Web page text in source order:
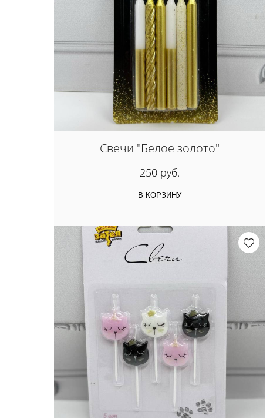
Свечи "Белое золото"
250 руб.
В КОРЗИНУ